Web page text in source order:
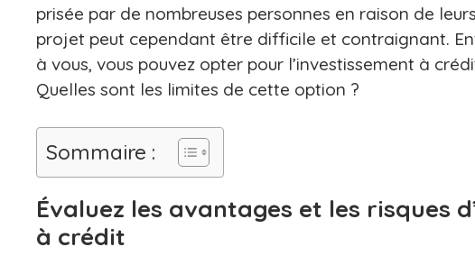
prisée par de nombreuses personnes en raison de
projet peut cependant être difficile et contraignant.
à vous, vous pouvez opter pour l’investissement à
Quelles sont les limites de cette option ?
Sommaire :
Évaluez les avantages et les risques
à crédit